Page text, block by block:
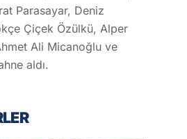
Parasayar, Deniz
Çiçek Özülkü, Alper
Ali Micanoğlu ve
aldı.